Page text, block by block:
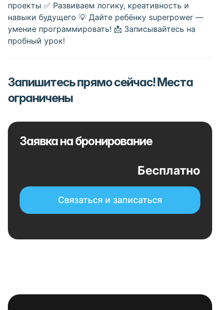
проекты ✅ Развиваем логику, креативность и
навыки будущего 💡 Дайте ребёнку superpower —
умение программировать! 📩 Записывайтесь на
пробный урок!
Запишитесь прямо сейчас! Места
ограничены
Заявка на бронирование
Бесплатно
Связаться и записаться